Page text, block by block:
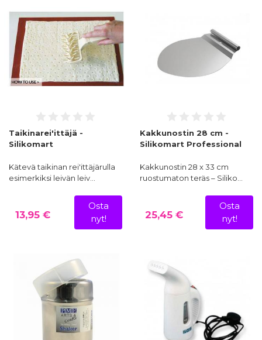
Taikinarei'ittäjä -
Silikomart
Kätevä taikinan rei'ittäjärulla
esimerkiksi leivän leiv…
13,95 €
Osta
nyt!
Kakkunostin 28 cm -
Silikomart Professional
Kakkunostin 28 x 33 cm
ruostumaton teräs – Siliko…
25,45 €
Osta
nyt!